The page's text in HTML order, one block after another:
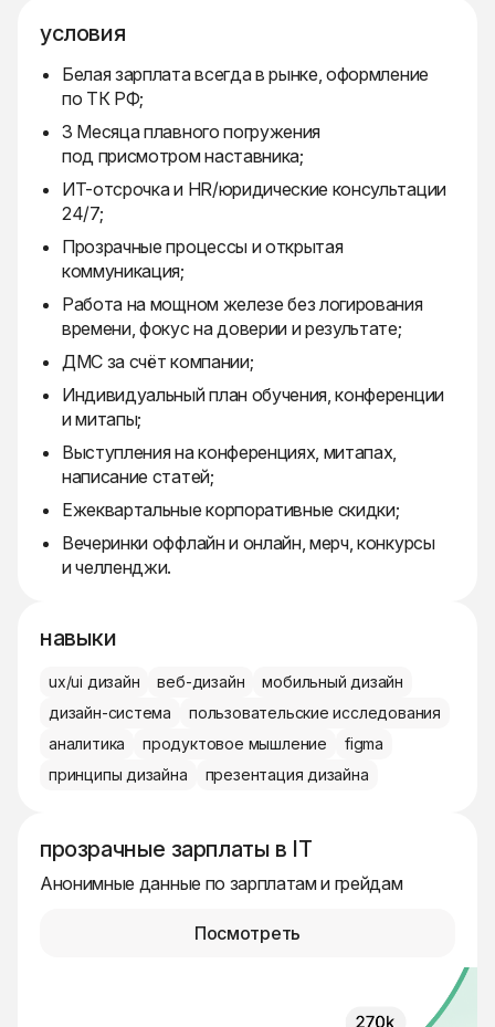
условия
Белая зарплата всегда в рынке, оформление
по ТК РФ;
3 Месяца плавного погружения
под присмотром наставника;
ИТ-отсрочка и HR/юридические консультации
24/7;
Прозрачные процессы и открытая
коммуникация;
Работа на мощном железе без логирования
времени, фокус на доверии и результате;
ДМС за счёт компании;
Индивидуальный план обучения, конференции
и митапы;
Выступления на конференциях, митапах,
написание статей;
Ежеквартальные корпоративные скидки;
Вечеринки оффлайн и онлайн, мерч, конкурсы
и челленджи.
навыки
ux/ui дизайн веб-дизайн
мобильный дизайн
дизайн-система
пользовательские исследования
аналитика
продуктовое мышление
figma
принципы дизайна
презентация дизайна
прозрачные зарплаты в IT
Анонимные данные по зарплатам и грейдам
Посмотреть